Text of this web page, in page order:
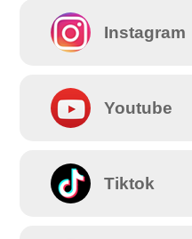
Instagram
Youtube
Tiktok